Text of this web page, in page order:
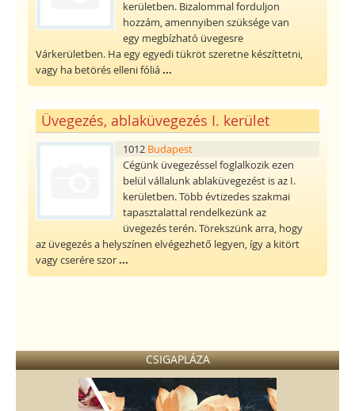
kerületben. Bizalommal forduljon
hozzám, amennyiben szüksége van
egy megbízható üvegesre
Várkerületben. Ha egy egyedi tükröt szeretne készíttetni,
vagy ha betörés elleni fóliá...
Üvegezés, ablaküvegezés I. kerület
1012 Budapest
Cégünk üvegezéssel foglalkozik ezen
belül vállalunk ablaküvegezést is az I.
kerületben. Több évtizedes szakmai
tapasztalattal rendelkezünk az
üvegezés terén. Törekszünk arra, hogy
az üvegezés a helyszínen elvégezhető legyen, így a kitört
vagy cserére szor...
CSIGAPLÁZA